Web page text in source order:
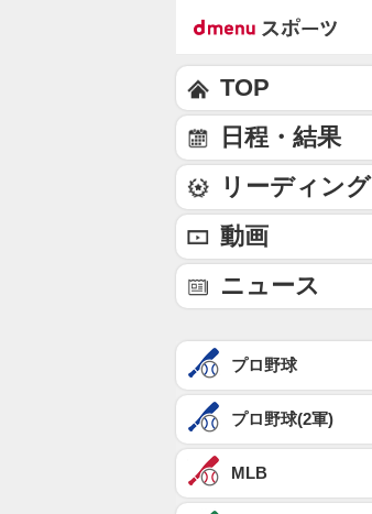
TOP
日程・結果
リーディング
動画
ニュース
プロ野球
プロ野球(2軍)
MLB